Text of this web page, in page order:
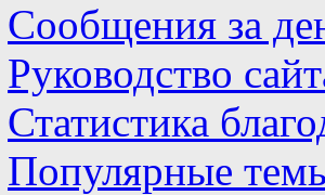
Сообщения за
Руководство
Статистика
Популярные